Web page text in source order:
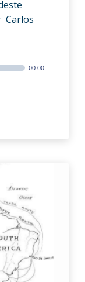
Carlos
00:00